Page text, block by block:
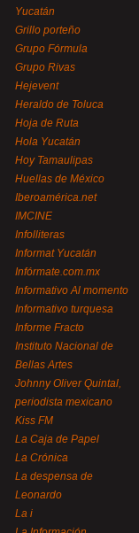
Yucatán
Grillo porteño
Grupo Fórmula
Grupo Rivas
Hejevent
Heraldo de Toluca
Hoja de Ruta
Hola Yucatán
Hoy Tamaulipas
Huellas de México
Iberoamérica.net
IMCINE
Infolliteras
Informat Yucatán
Infórmate.com.mx
Informativo Al momento
Informativo turquesa
Informe Fracto
Instituto Nacional de
Bellas Artes
Johnny Oliver Quintal,
periodista mexicano
Kiss FM
La Caja de Papel
La Crónica
La despensa de
Leonardo
La i